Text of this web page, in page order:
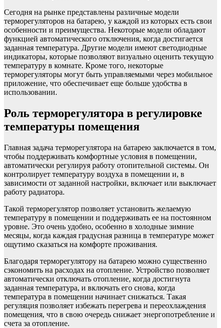
Сегодня на рынке представлены различные модели
терморегуляторов на батарею, у каждой из которых есть свои
особенности и преимущества. Некоторые модели обладают
функцией автоматического отключения, когда достигается
заданная температура. Другие модели имеют светодиодные
индикаторы, которые позволяют визуально оценить текущую
температуру в комнате. Кроме того, некоторые
терморегуляторы могут быть управляемыми через мобильное
приложение, что обеспечивает еще больше удобства в
использовании.
Роль терморегулятора в регулировке
температуры помещения
Главная задача терморегулятора на батарею заключается в том,
чтобы поддерживать комфортные условия в помещении,
автоматически регулируя работу отопительной системы. Он
контролирует температуру воздуха в помещении и, в
зависимости от заданной настройки, включает или выключает
работу радиатора.
Такой терморегулятор позволяет установить желаемую
температуру в помещении и поддерживать ее на постоянном
уровне. Это очень удобно, особенно в холодные зимние
месяцы, когда каждая градусная разница в температуре может
ощутимо сказаться на комфорте проживания.
Благодаря терморегулятору на батарею можно существенно
сэкономить на расходах на отопление. Устройство позволяет
автоматически отключать отопление, когда достигнута
заданная температура, и включать его снова, когда
температура в помещении начинает снижаться. Такая
регуляция позволяет избежать перегрева и переохлаждения
помещения, что в свою очередь снижает энергопотребление и
счета за отопление.